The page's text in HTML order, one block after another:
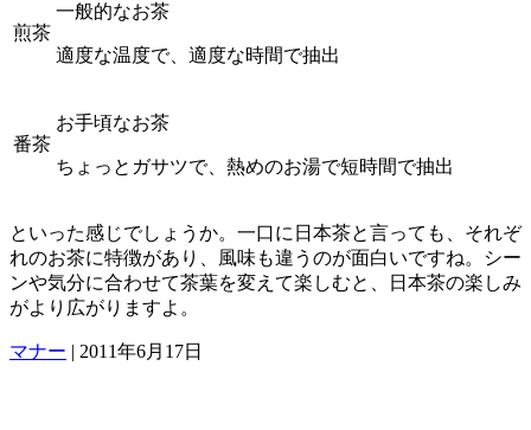
煎茶
一般的なお茶
適度な温度で、適度な時間で抽出
番茶
お手頃なお茶
ちょっとガサツで、熱めのお湯で短時間で抽出
といった感じでしょうか。一口に日本茶と言っても、それぞ
れのお茶に特徴があり、風味も違うのが面白いですね。シー
ンや気分に合わせて茶葉を変えて楽しむと、日本茶の楽しみ
がより広がりますよ。
マナー | 2011年6月17日